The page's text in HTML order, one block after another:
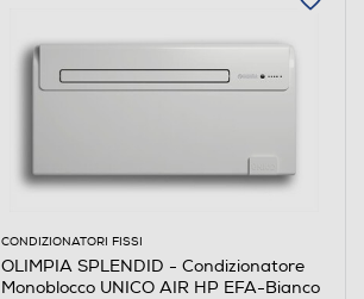
CONDIZIONATORI FISSI
OLIMPIA SPLENDID - Condizionatore
Monoblocco UNICO AIR HP EFA-Bianco